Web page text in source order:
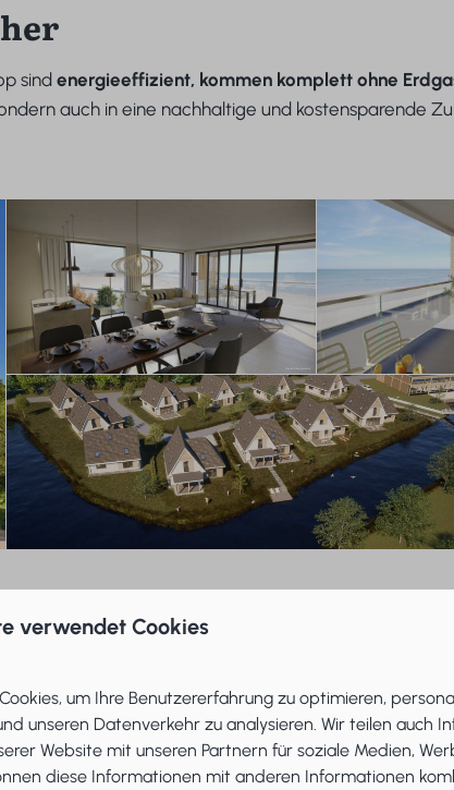
sindenergieeffizient, kommen komplett ohne
auch in eine nachhaltige und kostensparende
beides?
, um es als Investition zu vermieten? Oder suchen
eine Kombination aus Eigennutzung und
verwendet Cookies
um Ihre Benutzererfahrung zu optimieren,
unseren Datenverkehr zu analysieren. Wir teilen auch
Website mit unseren Partnern für soziale Medien,
diese Informationen mit anderen Informationen